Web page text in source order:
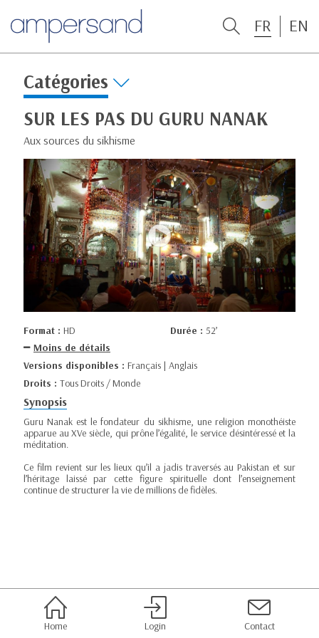
FR EN
Catégories
SUR LES PAS DU GURU NANAK
Aux sources du sikhisme
Format : HD Durée : 52’
Moins de détails
Versions disponibles : Français | Anglais
Droits : Tous Droits / Monde
Synopsis
Guru Nanak est le fondateur du sikhisme, une religion monothéiste
apparue au XVe siècle, qui prône l’égalité, le service désintéressé et la
méditation.
Ce film revient sur les lieux qu’il a jadis traversés au Pakistan et sur
l’héritage laissé par cette figure spirituelle dont l’enseignement
continue de structurer la vie de millions de fidèles.
Home Login Contact